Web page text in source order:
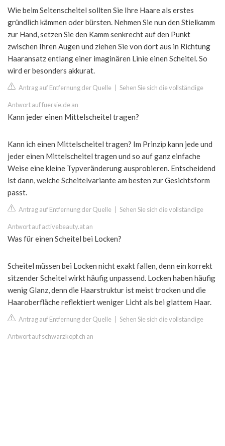
Wie beim Seitenscheitel sollten Sie Ihre Haare als erstes
gründlich kämmen oder bürsten. Nehmen Sie nun den Stielkamm
zur Hand, setzen Sie den Kamm senkrecht auf den Punkt
zwischen Ihren Augen und ziehen Sie von dort aus in Richtung
Haaransatz entlang einer imaginären Linie einen Scheitel. So
wird er besonders akkurat.
Antrag auf Entfernung der Quelle Sehen Sie sich die vollständige
Antwort auf fuersie.de an
Kann jeder einen Mittelscheitel tragen?
Kann ich einen Mittelscheitel tragen? Im Prinzip kann jede und
jeder einen Mittelscheitel tragen und so auf ganz einfache
Weise eine kleine Typveränderung ausprobieren. Entscheidend
ist dann, welche Scheitelvariante am besten zur Gesichtsform
passt.
Antrag auf Entfernung der Quelle Sehen Sie sich die vollständige
Antwort auf activebeauty.at an
Was für einen Scheitel bei Locken?
Scheitel müssen bei Locken nicht exakt fallen, denn ein korrekt
sitzender Scheitel wirkt häufig unpassend. Locken haben häufig
wenig Glanz, denn die Haarstruktur ist meist trocken und die
Haaroberfläche reflektiert weniger Licht als bei glattem Haar.
Antrag auf Entfernung der Quelle Sehen Sie sich die vollständige
Antwort auf schwarzkopf.ch an